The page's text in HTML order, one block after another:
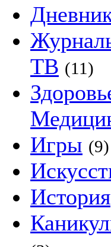
ТВ (11)
Игры (9)
История